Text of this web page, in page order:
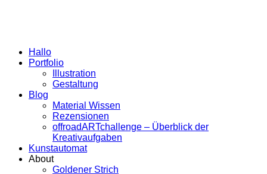
Hallo
Portfolio
Illustration
Gestaltung
Blog
Material Wissen
Rezensionen
offroadARTchallenge – Überblick der
Kreativaufgaben
Kunstautomat
About
Goldener Strich